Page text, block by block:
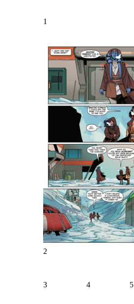
1
2
3 4 5